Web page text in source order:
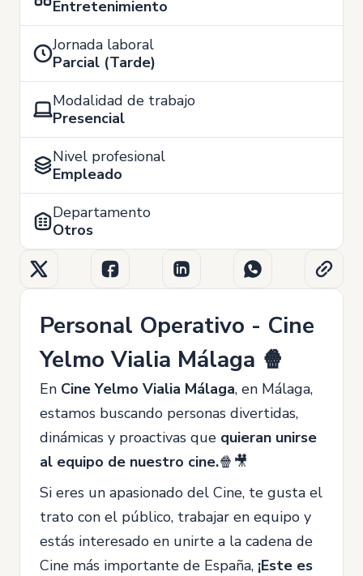
Entretenimiento
Jornada laboral
Parcial (Tarde)
Modalidad de trabajo
Presencial
Nivel profesional
Empleado
Departamento
Otros
Personal Operativo - Cine
Yelmo Vialia Málaga 🍿
En Cine Yelmo Vialia Málaga, en Málaga,
estamos buscando personas divertidas,
dinámicas y proactivas que quieran unirse
al equipo de nuestro cine.🍿🎥
Si eres un apasionado del Cine, te gusta el
trato con el público, trabajar en equipo y
estás interesado en unirte a la cadena de
Cine más importante de España, ¡Este es